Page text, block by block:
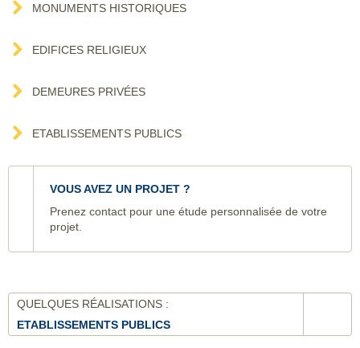
MONUMENTS HISTORIQUES
EDIFICES RELIGIEUX
DEMEURES PRIVÉES
ETABLISSEMENTS PUBLICS
VOUS AVEZ UN PROJET ?
Prenez contact pour une étude personnalisée de votre
projet.
QUELQUES RÉALISATIONS :
ETABLISSEMENTS PUBLICS